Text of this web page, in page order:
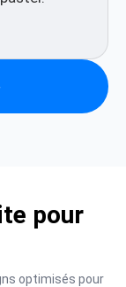
pour
optimisés pour